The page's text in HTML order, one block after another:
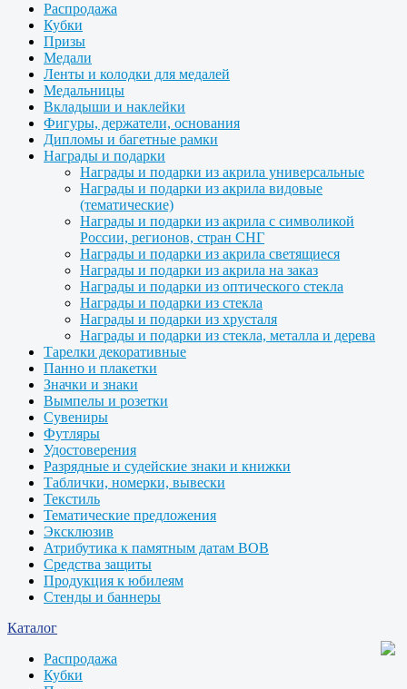
Распродажа
Кубки
Призы
Медали
Ленты и колодки для медалей
Медальницы
Вкладыши и наклейки
Фигуры, держатели, основания
Дипломы и багетные рамки
Награды и подарки
Награды и подарки из акрила универсальные
Награды и подарки из акрила видовые
(тематические)
Награды и подарки из акрила с символикой
России, регионов, стран СНГ
Награды и подарки из акрила светящиеся
Награды и подарки из акрила на заказ
Награды и подарки из оптического стекла
Награды и подарки из стекла
Награды и подарки из хрусталя
Награды и подарки из стекла, металла и дерева
Тарелки декоративные
Панно и плакетки
Значки и знаки
Вымпелы и розетки
Сувениры
Футляры
Удостоверения
Разрядные и судейские знаки и книжки
Таблички, номерки, вывески
Текстиль
Тематические предложения
Эксклюзив
Атрибутика к памятным датам ВОВ
Средства защиты
Продукция к юбилеям
Стенды и баннеры
Каталог
Распродажа
Кубки